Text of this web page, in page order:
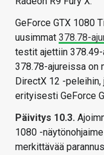
GeForce GTX 1080
uusimmat 378.78-
testit ajettiin 378.49-
378.78-ajureissa on
DirectX 12 -peleihin,
erityisesti GeForce
Päivitys 10.3.
1080 -
merkittävää